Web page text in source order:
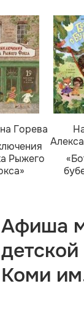
Горева
Рыжего
Афиша
Коми